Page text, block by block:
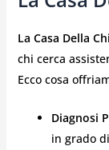
La Casa Della
chi cerca
Ecco cosa
Diagnosi
in grado